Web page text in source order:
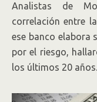
Analistas de
correlación entre
ese banco elabora
por el riesgo,
los últimos 20 años.